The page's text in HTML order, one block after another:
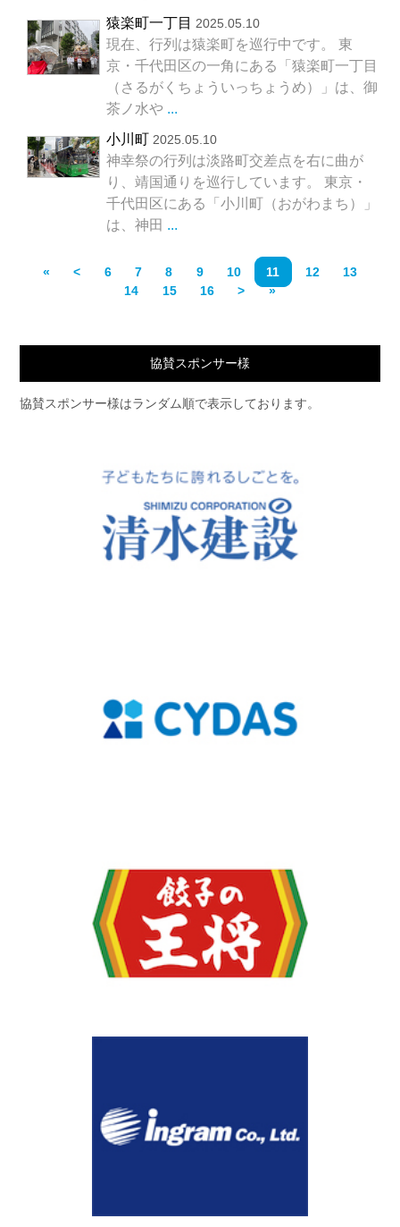
猿楽町一丁目 2025.05.10
現在、行列は猿楽町を巡行中です。 東
京・千代田区の一角にある「猿楽町一丁目
（さるがくちょういっちょうめ）」は、御
茶ノ水や ...
小川町 2025.05.10
神幸祭の行列は淡路町交差点を右に曲が
り、靖国通りを巡行しています。 東京・
千代田区にある「小川町（おがわまち）」
は、神田 ...
« < 6 7 8 9 10 11 12
13
14
15 16 > »
協賛スポンサー様
協賛スポンサー様はランダム順で表示しております。